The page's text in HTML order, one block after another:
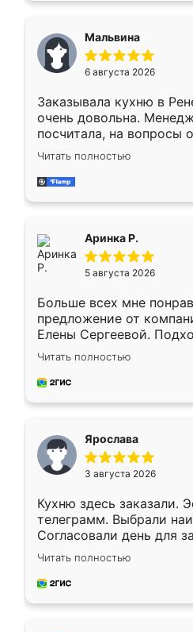
меньше, здесь же он
Мне нравится ,если что-
мебели буду заказывать
Мальвина
6 августа 2026
Заказывала кухню в
очень довольна.
посчитала, на вопросы
Замерщик приехал в
делу со всей
за день, ребята
Читать полностью
Аринка Р.
5 августа 2026
Больше всех мне
предложение от
Елены Сергеевой.
короткие сроки
для замера сотрудник
предложил по моему
Читать полностью
Ярослава
3 августа 2026
Кухню здесь заказали.
телеграмм. Выбрали
Согласовали день для
недели кухня была уже
довольны работой.
мебель за качественную
Читать полностью